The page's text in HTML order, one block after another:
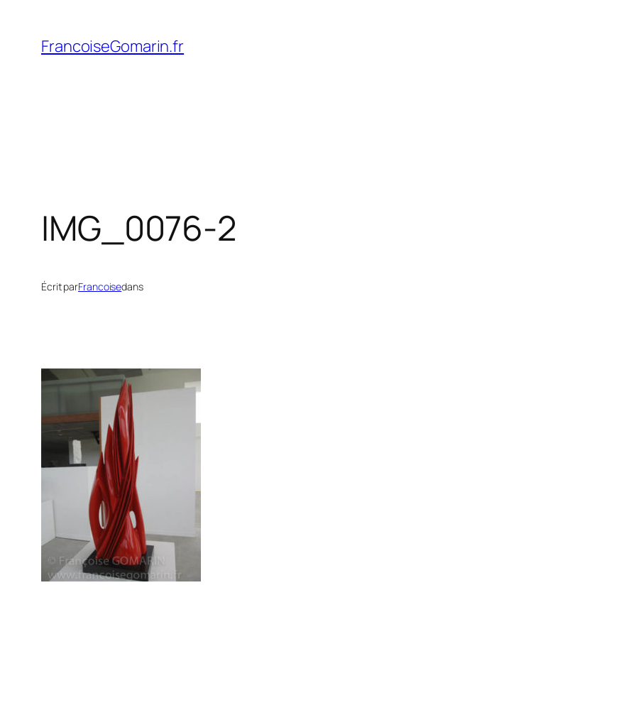
contenu
FrancoiseGomarin.fr
IMG_0076-2
Écrit parFrancoisedans